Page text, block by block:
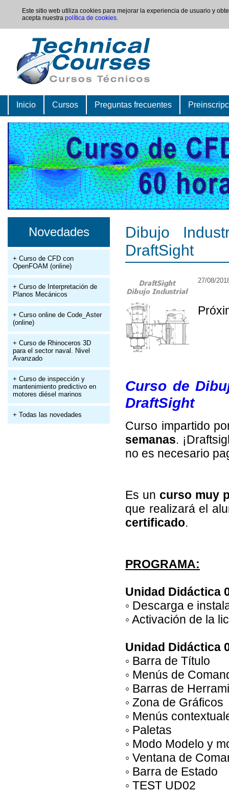
Este sitio web utiliza cookies para mejorar la experiencia de usuario y
acepta nuestra política de cookies.
Inicio Cursos Preguntas frecuentes
Novedades
+ Curso de CFD con
OpenFOAM (online)
+ Curso de Interpretación de
Planos Mecánicos
+ Curso online de Code_Aster
(online)
+ Curso de Rhinoceros 3D
para el sector naval. Nivel
Avanzado
+ Curso de inspección y
mantenimiento predictivo en
motores diésel marinos
+ Todas las novedades
Dibujo
DraftSight
27/08/
Curso de
DraftSight
Curso impartido
semanas.
no es necesario
Es un curso muy
que realizará el
certificado.
PROGRAMA:
Unidad Didáctica
◦ Descarga e
◦ Activación de la
Unidad Didáctica
◦ Barra de Título
◦ Menús de
◦ Barras de
◦ Zona de Gráficos
◦ Menús
◦ Paletas
◦ Modo Modelo y
◦ Ventana de
◦ Barra de Estado
◦ TEST UD02